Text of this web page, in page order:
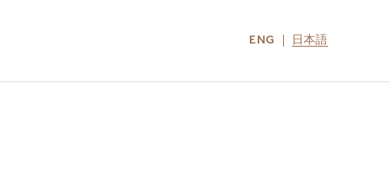
ENG 日本語